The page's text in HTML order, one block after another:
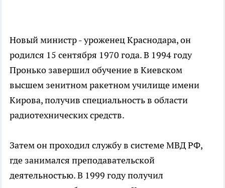
Новый министр - уроженец Краснодара, он
родился 15 сентября 1970 года. В 1994 году
Пронько завершил обучение в Киевском
высшем зенитном ракетном училище имени
Кирова, получив специальность в области
радиотехнических средств.
Затем он проходил службу в системе МВД РФ,
где занимался преподавательской
деятельностью. В 1999 году получил